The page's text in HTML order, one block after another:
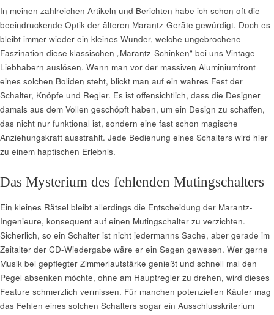
In meinen zahlreichen Artikeln und Berichten habe ich schon oft die
beeindruckende Optik der älteren Marantz-Geräte gewürdigt. Doch es
bleibt immer wieder ein kleines Wunder, welche ungebrochene
Faszination diese klassischen „Marantz-Schinken“ bei uns Vintage-
Liebhabern auslösen. Wenn man vor der massiven Aluminiumfront
eines solchen Boliden steht, blickt man auf ein wahres Fest der
Schalter, Knöpfe und Regler. Es ist offensichtlich, dass die Designer
damals aus dem Vollen geschöpft haben, um ein Design zu schaffen,
das nicht nur funktional ist, sondern eine fast schon magische
Anziehungskraft ausstrahlt. Jede Bedienung eines Schalters wird hier
zu einem haptischen Erlebnis.
Das Mysterium des fehlenden Mutingschalters
Ein kleines Rätsel bleibt allerdings die Entscheidung der Marantz-
Ingenieure, konsequent auf einen Mutingschalter zu verzichten.
Sicherlich, so ein Schalter ist nicht jedermanns Sache, aber gerade im
Zeitalter der CD-Wiedergabe wäre er ein Segen gewesen. Wer gerne
Musik bei gepflegter Zimmerlautstärke genießt und schnell mal den
Pegel absenken möchte, ohne am Hauptregler zu drehen, wird dieses
Feature schmerzlich vermissen. Für manchen potenziellen Käufer mag
das Fehlen eines solchen Schalters sogar ein Ausschlusskriterium